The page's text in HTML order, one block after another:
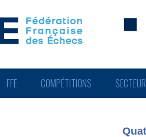
FFE COMPÉTITIONS